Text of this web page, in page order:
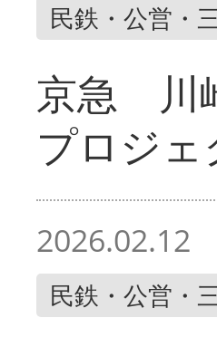
民鉄・公営・
京急 川
プロジ
2026.02.12
民鉄・公営・